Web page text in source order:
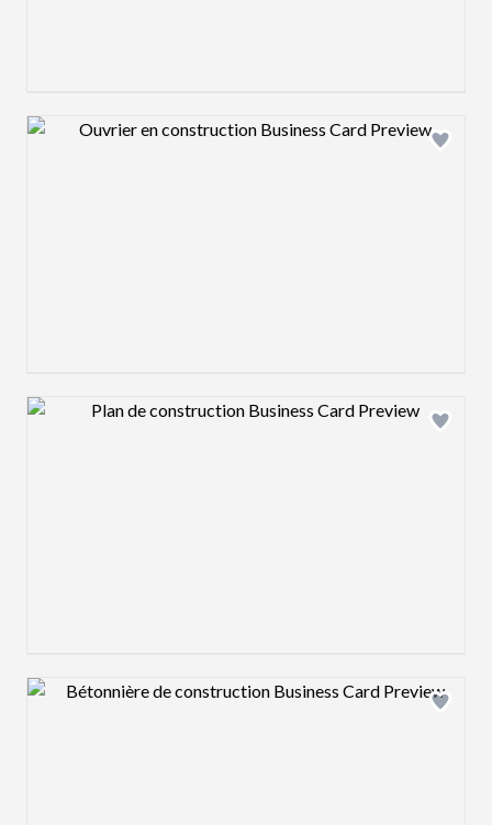
Design preview image
Design preview image
Design preview image